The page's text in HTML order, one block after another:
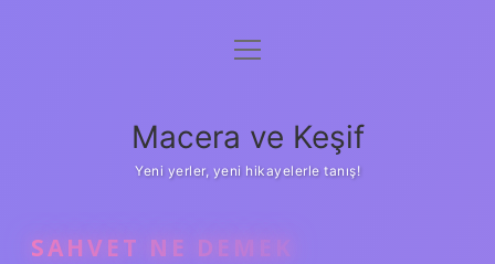
Anasayfa
Yasal Uyarı
menüyü
Macera ve Keşif
Yeni yerler, yeni hikayelerle tanış!
SAHVET NE DEMEK